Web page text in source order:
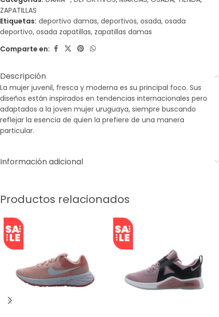
ZAPATILLAS
Etiquetas: deportivo damas, deportivos, osada, osada
deportivo, osada zapatillas, zapatillas damas
Comparte en:
Descripción
La mujer juvenil, fresca y moderna es su principal foco. Sus
diseños están inspirados en tendencias internacionales pero
adaptados a la joven mujer uruguaya, siempre buscando
reflejar la esencia de quien la prefiere de una manera
particular.
Información adicional
Productos relacionados